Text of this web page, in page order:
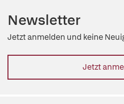
Newsletter
Jetzt anmelden und keine
Jetzt